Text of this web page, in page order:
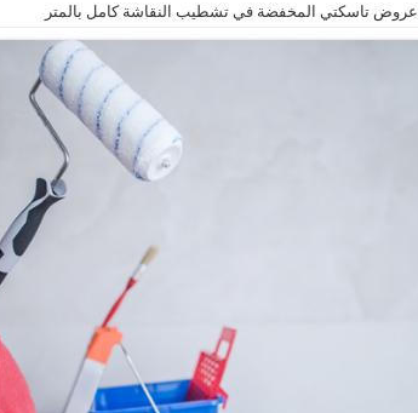
عروض تاسكتي المخفضة في تشطيب النقاشة كامل بالمتر